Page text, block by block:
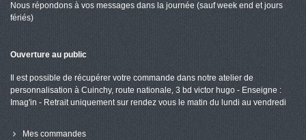
Nous répondons à vos messages dans la journée (sauf week end et jours
fériés)
Ouverture au public
Il est possible de récupérer votre commande dans notre atelier de
personnalisation à Cuinchy, route nationale, 3 bd victor hugo - Enseigne :
Imag'in - Retrait uniquement sur rendez vous le matin du lundi au vendredi
Mes commandes